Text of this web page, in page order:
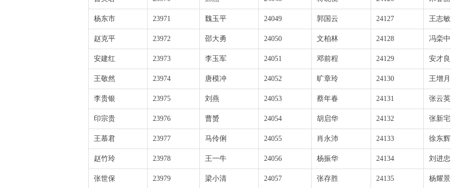
杨东市 23971 魏玉平 24049 郭国云 24127 王志敏
赵克平 23972 邵大勇 24050 文柏林 24128 冯栾中
安建红 23973 李玉军 24051 邓前程 24129 安才良
王敬然 23974 唐模冲 24052 旷章玲 24130 王增月
李贵银 23975 刘燕 24053 蔡年春 24131 张云英
印宗贵 23976 曹赟 24054 胡启华 24132 张新宅
王慕君 23977 马伶俐 24055 肖永沛 24133 徐东辉
赵竹玲 23978 王一牛 24056 杨振华 24134 刘进忠
张世保 23979 梁小清 24057 张存胜 24135 杨耀景